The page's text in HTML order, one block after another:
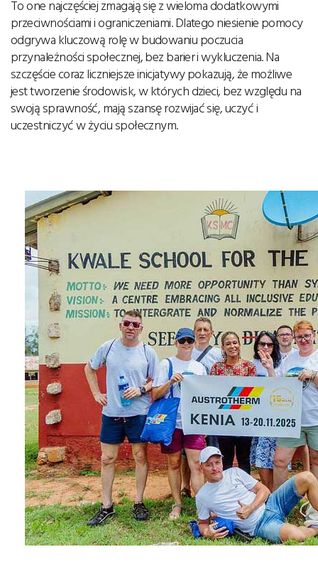
To one najczęściej zmagają się z wieloma dodatkowymi
przeciwnościami i ograniczeniami. Dlatego niesienie pomocy
odgrywa kluczową rolę w budowaniu poczucia
przynależności społecznej, bez barier i wykluczenia. Na
szczęście coraz liczniejsze inicjatywy pokazują, że możliwe
jest tworzenie środowisk, w których dzieci, bez względu na
swoją sprawność, mają szansę rozwijać się, uczyć i
uczestniczyć w życiu społecznym.